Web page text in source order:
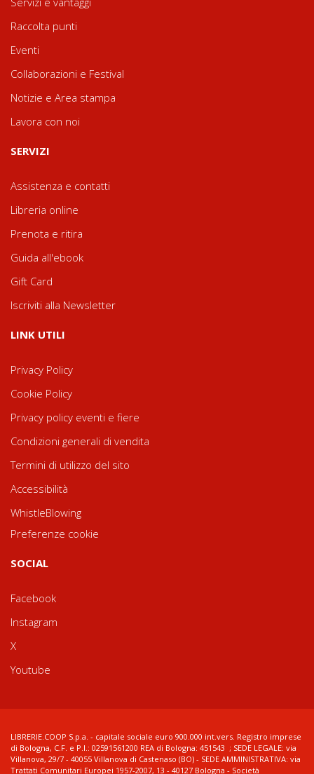
Raccolta punti
Eventi
Collaborazioni e Festival
Notizie e Area stampa
Lavora con noi
SERVIZI
Assistenza e contatti
Libreria online
Prenota e ritira
Guida all'ebook
Gift Card
Iscriviti alla Newsletter
LINK UTILI
Privacy Policy
Cookie Policy
Privacy policy eventi e fiere
Condizioni generali di vendita
Termini di utilizzo del sito
Accessibilità
WhistleBlowing
Preferenze cookie
SOCIAL
Facebook
Instagram
X
Youtube
LIBRERIE.COOP S.p.a. - capitale sociale euro 900.000 int.vers. Registro imprese
di Bologna, C.F. e P.I.: 02591561200 REA di Bologna: 451543 ; SEDE LEGALE: via
Villanova, 29/7 - 40055 Villanova di Castenaso (BO) - SEDE AMMINISTRATIVA: via
Trattati Comunitari Europei 1957-2007, 13 - 40127 Bologna - Società